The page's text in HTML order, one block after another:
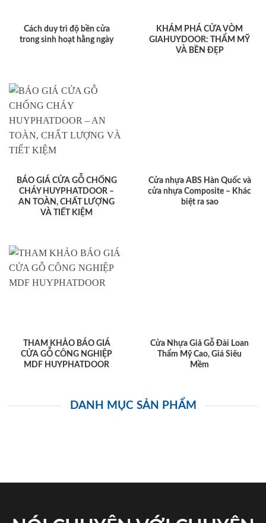
Cách duy trì độ bền cửa
trong sinh hoạt hằng ngày
KHÁM PHÁ CỬA VÒM
GIAHUYDOOR: THẨM MỸ
VÀ BỀN ĐẸP
BÁO GIÁ CỬA GỖ CHỐNG
CHÁY HUYPHATDOOR –
AN TOÀN, CHẤT LƯỢNG
VÀ TIẾT KIỆM
Cửa nhựa ABS Hàn Quốc và
cửa nhựa Composite – Khác
biệt ra sao
THAM KHẢO BÁO GIÁ
CỬA GỖ CÔNG NGHIỆP
MDF HUYPHATDOOR
Cửa Nhựa Giả Gỗ Đài Loan
Thẩm Mỹ Cao, Giá Siêu
Mềm
DANH MỤC SẢN PHẨM